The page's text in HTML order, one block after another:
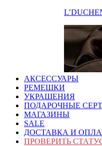
АКСЕССУАРЫ
РЕМЕШКИ
УКРАШЕНИЯ
ПОДАРОЧНЫЕ
МАГАЗИНЫ
SALE
ДОСТАВКА И
ПРОВЕРИТЬ